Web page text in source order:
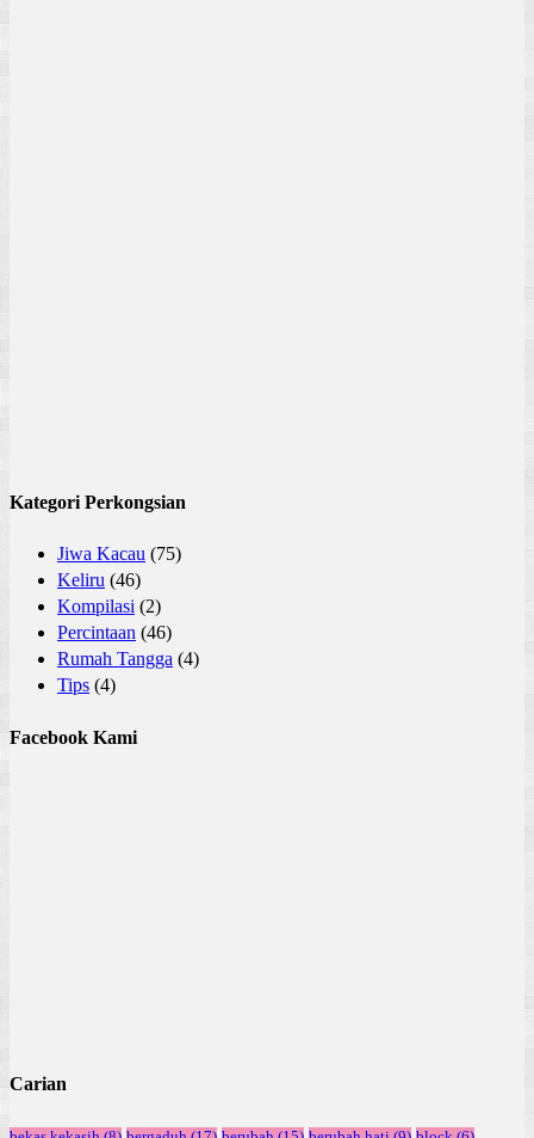
Kategori Perkongsian
Jiwa Kacau (75)
Keliru (46)
Kompilasi (2)
Percintaan (46)
Rumah Tangga (4)
Tips (4)
Facebook Kami
Carian